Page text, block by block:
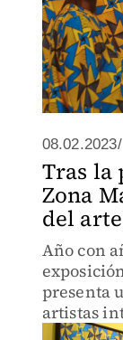
08.02.2023/
Tras la
Zona
del
Año con
presenta
artistas